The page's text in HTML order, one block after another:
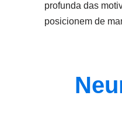
profunda das
posicionem de